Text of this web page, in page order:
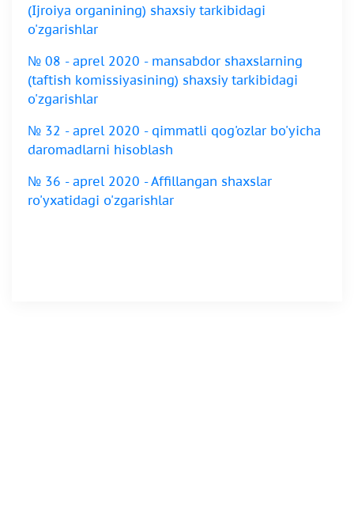
(Ijroiya organining) shaxsiy tarkibidagi
o'zgarishlar
№ 08 - aprel 2020 - mansabdor shaxslarning
(taftish komissiyasining) shaxsiy tarkibidagi
o'zgarishlar
№ 32 - aprel 2020 - qimmatli qog'ozlar bo'yicha
daromadlarni hisoblash
№ 36 - aprel 2020 - Affillangan shaxslar
ro'yxatidagi o'zgarishlar